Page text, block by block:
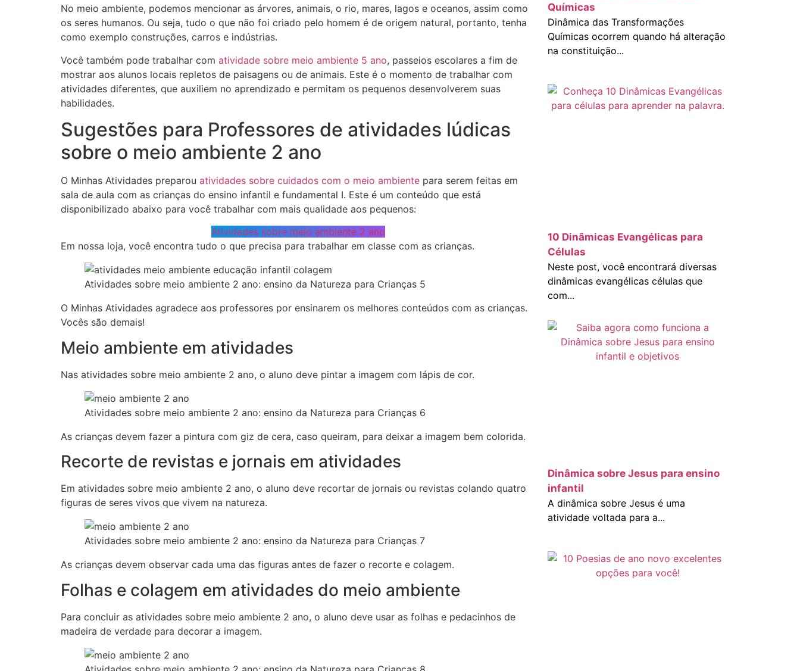
No meio ambiente, podemos mencionar as árvores, animais, o rio, mares, lagos e oceanos, assim como
os seres humanos. Ou seja, tudo o que não foi criado pelo homem é de origem natural, portanto, tenha
como exemplo construções, carros e indústrias.
Você também pode trabalhar com atividade sobre meio ambiente 5 ano, passeios escolares a fim de
mostrar aos alunos locais repletos de paisagens ou de animais. Este é o momento de trabalhar com
atividades diferentes, que auxiliem no aprendizado e permitam os pequenos desenvolverem suas
habilidades.
Sugestões para Professores de atividades lúdicas
sobre o meio ambiente 2 ano
O Minhas Atividades preparou atividades sobre cuidados com o meio ambiente para serem feitas em
sala de aula com as crianças do ensino infantil e fundamental I. Este é um conteúdo que está
disponibilizado abaixo para você trabalhar com mais qualidade aos pequenos:
Atividades sobre meio ambiente 2 ano
Em nossa loja, você encontra tudo o que precisa para trabalhar em classe com as crianças.
Atividades sobre meio ambiente 2 ano: ensino da Natureza para Crianças 5
O Minhas Atividades agradece aos professores por ensinarem os melhores conteúdos com as crianças.
Vocês são demais!
Meio ambiente em atividades
Nas atividades sobre meio ambiente 2 ano, o aluno deve pintar a imagem com lápis de cor.
Atividades sobre meio ambiente 2 ano: ensino da Natureza para Crianças 6
As crianças devem fazer a pintura com giz de cera, caso queiram, para deixar a imagem bem colorida.
Recorte de revistas e jornais em atividades
Em atividades sobre meio ambiente 2 ano, o aluno deve recortar de jornais ou revistas colando quatro
figuras de seres vivos que vivem na natureza.
Atividades sobre meio ambiente 2 ano: ensino da Natureza para Crianças 7
As crianças devem observar cada uma das figuras antes de fazer o recorte e colagem.
Folhas e colagem em atividades do meio ambiente
Para concluir as atividades sobre meio ambiente 2 ano, o aluno deve usar as folhas e pedacinhos de
madeira de verdade para decorar a imagem.
Químicas
Dinâmica das Transformações
Químicas ocorrem quando há alteração
na constituição...
10 Dinâmicas Evangélicas para
Células
Neste post, você encontrará diversas
dinâmicas evangélicas células que
com...
Dinâmica sobre Jesus para ensino
infantil
A dinâmica sobre Jesus é uma
atividade voltada para a...